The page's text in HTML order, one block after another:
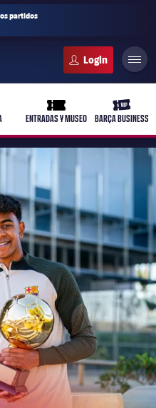
partidos
ticket-full
ENTRADAS Y MUSEO
ticket-
BARÇA BUSINESS